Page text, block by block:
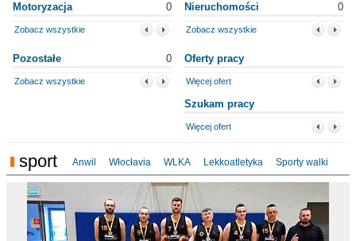
Motoryzacja 0
Zobacz wszystkie
Nieruchomości 0
Zobacz wszystkie
Pozostałe 0
Zobacz wszystkie
Oferty pracy
Więcej ofert
Szukam pracy
Więcej ofert
sport Anwil Włocłavia WLKA Lekkoatletyka Sporty walki